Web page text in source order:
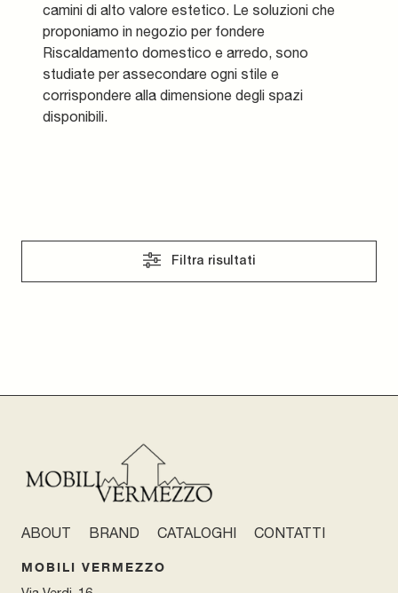
Filtra risultati
camini di alto valore estetico. Le soluzioni che
proponiamo in negozio per fondere
Riscaldamento domestico e arredo, sono
studiate per assecondare ogni stile e
corrispondere alla dimensione degli spazi
disponibili.
ABOUT BRAND CATALOGHI CONTATTI
MOBILI VERMEZZO